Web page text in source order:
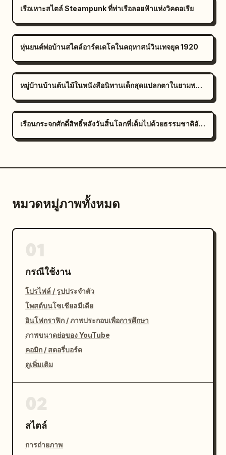
เรือเหาะสไตล์ Steampunk ที่ท่าเรือลอยฟ้าแห่งวิคตอเรีย
หุ่นยนต์พ่อบ้านสไตล์อาร์ตเดโคในคฤหาสน์วินเทจยุค 1920
หมู่บ้านบ้านต้นไม้ในหนังสือนิทานเด็กสุดแปลกตาในยามพลบค่ำ
เรือนกระจกศักดิ์สิทธิ์หลังวันสิ้นโลกที่เต็มไปด้วยธรรมชาติอันเขียวชอุ่ม
หมวดหมู่ภาพทั้งหมด
กรณีใช้งาน
โปรไฟล์ / รูปประจำตัว
โพสต์บนโซเชียลมีเดีย
อินโฟกราฟิก / ภาพประกอบเพื่อการศึกษา
ภาพขนาดย่อของ YouTube
คอมิก / สตอรี่บอร์ด
ดูเพิ่มเติม
สไตล์
การถ่ายภาพ